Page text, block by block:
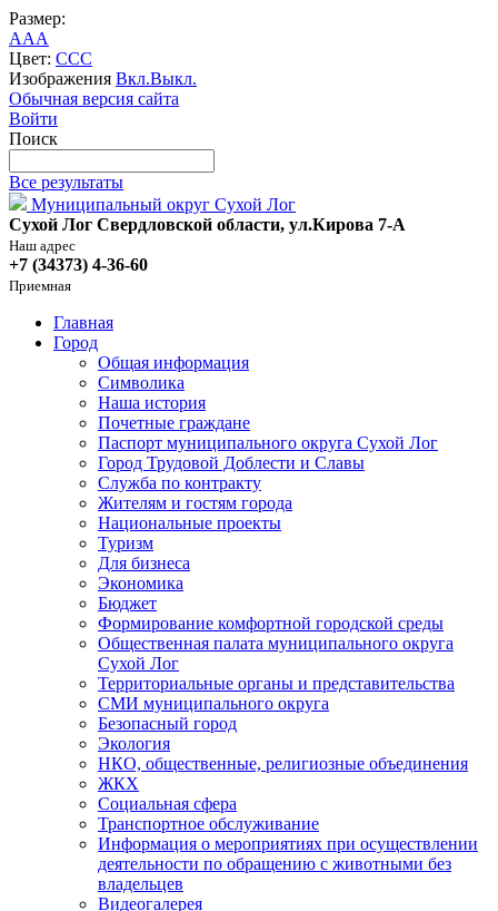
Размер:
AAA
Цвет: CCC
Изображения Вкл.Выкл.
Обычная версия сайта
Войти
Поиск
Все результаты
Муниципальный округ Сухой Лог
Сухой Лог Свердловской области, ул.Кирова 7-А
Наш адрес
+7 (34373) 4-36-60
Приемная
Главная
Город
Общая информация
Символика
Наша история
Почетные граждане
Паспорт муниципального округа Сухой Лог
Город Трудовой Доблести и Славы
Служба по контракту
Жителям и гостям города
Национальные проекты
Туризм
Для бизнеса
Экономика
Бюджет
Формирование комфортной городской среды
Общественная палата муниципального округа
Сухой Лог
Территориальные органы и представительства
СМИ муниципального округа
Безопасный город
Экология
НКО, общественные, религиозные объединения
ЖКХ
Социальная сфера
Транспортное обслуживание
Информация о мероприятиях при осуществлении
деятельности по обращению с животными без
владельцев
Видеогалерея